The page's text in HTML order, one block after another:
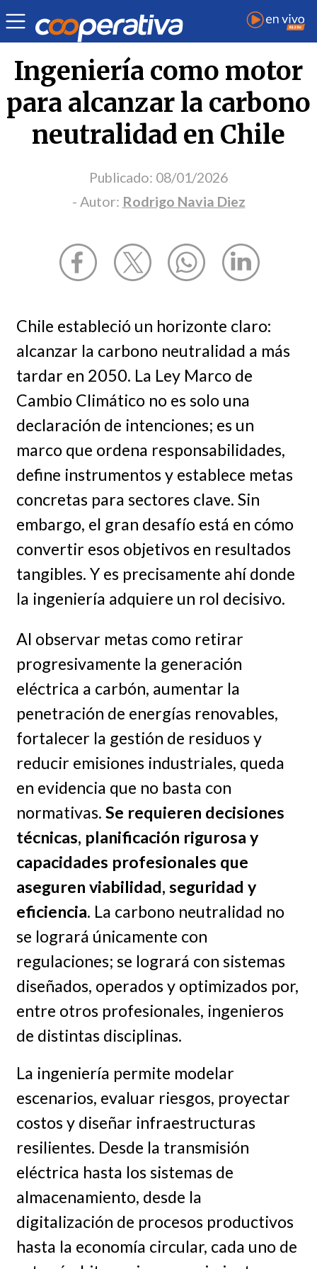
Opinión | Rodrigo Navia Diez
Ingeniería como motor
para alcanzar la carbono
neutralidad en Chile
Publicado: 08/01/2026
- Autor: Rodrigo Navia Diez
Chile estableció un horizonte claro:
alcanzar la carbono neutralidad a más
tardar en 2050. La Ley Marco de
Cambio Climático no es solo una
declaración de intenciones; es un
marco que ordena responsabilidades,
define instrumentos y establece metas
concretas para sectores clave. Sin
embargo, el gran desafío está en cómo
convertir esos objetivos en resultados
tangibles. Y es precisamente ahí donde
la ingeniería adquiere un rol decisivo.
Al observar metas como retirar
progresivamente la generación
eléctrica a carbón, aumentar la
penetración de energías renovables,
fortalecer la gestión de residuos y
reducir emisiones industriales, queda
en evidencia que no basta con
normativas. Se requieren decisiones
técnicas, planificación rigurosa y
capacidades profesionales que
aseguren viabilidad, seguridad y
eficiencia. La carbono neutralidad no
se logrará únicamente con
regulaciones; se logrará con sistemas
diseñados, operados y optimizados por,
entre otros profesionales, ingenieros
de distintas disciplinas.
La ingeniería permite modelar
escenarios, evaluar riesgos, proyectar
costos y diseñar infraestructuras
resilientes. Desde la transmisión
eléctrica hasta los sistemas de
almacenamiento, desde la
digitalización de procesos productivos
hasta la economía circular, cada uno de